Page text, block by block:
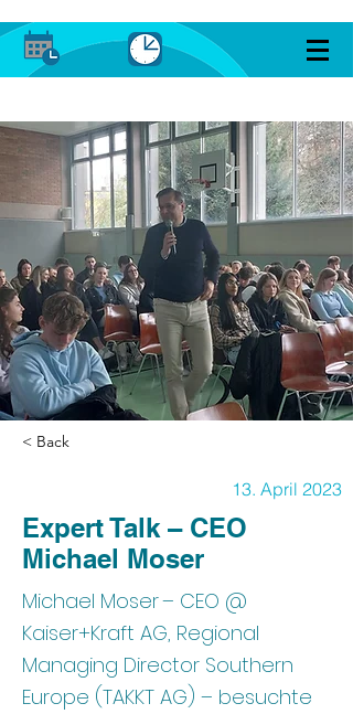
< Back
13. April 2023
Expert Talk – CEO
Michael Moser
Michael Moser – CEO @
Kaiser+Kraft AG, Regional
Managing Director Southern
Europe (TAKKT AG) – besuchte